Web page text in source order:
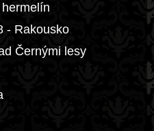
- Rakousko
Černými lesy